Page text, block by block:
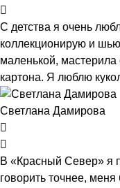
С детства я очень
коллекционирую и
маленькой, мастерила
картона. Я люблю
Светлана Дамирова
В «Красный Север» я
говорить точнее,